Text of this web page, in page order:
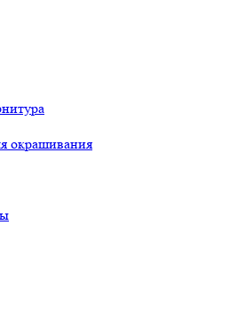
окрашивания